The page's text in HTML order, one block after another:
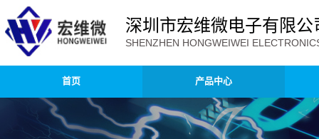
深圳市宏维微电子有限公
SHENZHEN HONGWEIWEI
首页 产品中心